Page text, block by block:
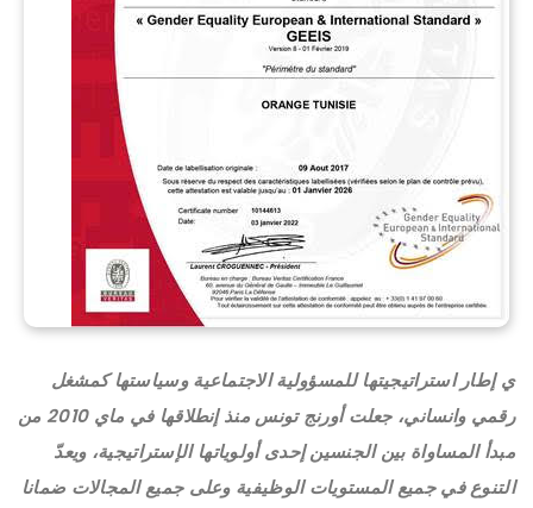
ي إطار استراتيجيتها للمسؤولية الاجتماعية وسياستها كمشغل
رقمي وانساني، جعلت أورنج تونس منذ إنطلاقها في ماي 2010 من
مبدأ المساواة بين الجنسين إحدى أولوياتها الإستراتيجية، ويعدّ
التنوع في جميع المستويات الوظيفية وعلى جميع المجالات ضمانا